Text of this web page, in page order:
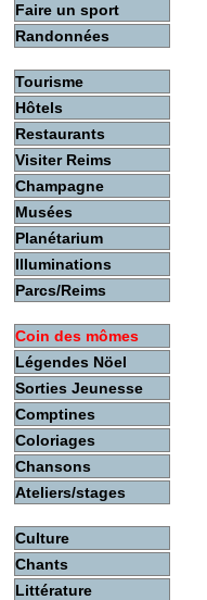
Faire un sport
Randonnées
Tourisme
Hôtels
Restaurants
Visiter Reims
Champagne
Musées
Planétarium
Illuminations
Parcs/Reims
Coin des mômes
Légendes Nöel
Sorties Jeunesse
Comptines
Coloriages
Chansons
Ateliers/stages
Culture
Chants
Littérature